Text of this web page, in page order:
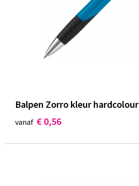
Balpen Zorro kleur hardcolour
vanaf € 0,56